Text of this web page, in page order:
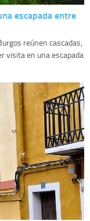
escapada entre
reúnen cascadas,
visita en una escapada